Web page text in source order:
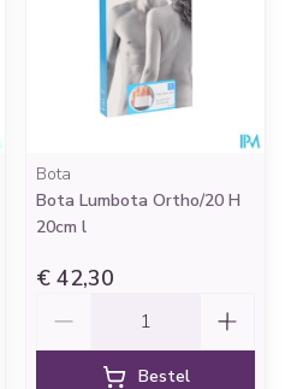
Bota
Bota Lumbota Ortho/20 H
20cm l
€ 42,30
Bestel